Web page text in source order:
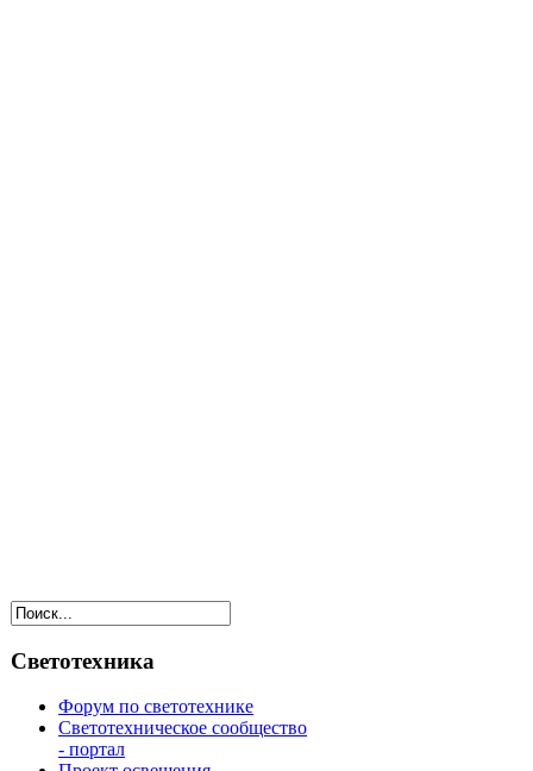
Светотехника
Форум по светотехнике
Светотехническое сообщество
- портал